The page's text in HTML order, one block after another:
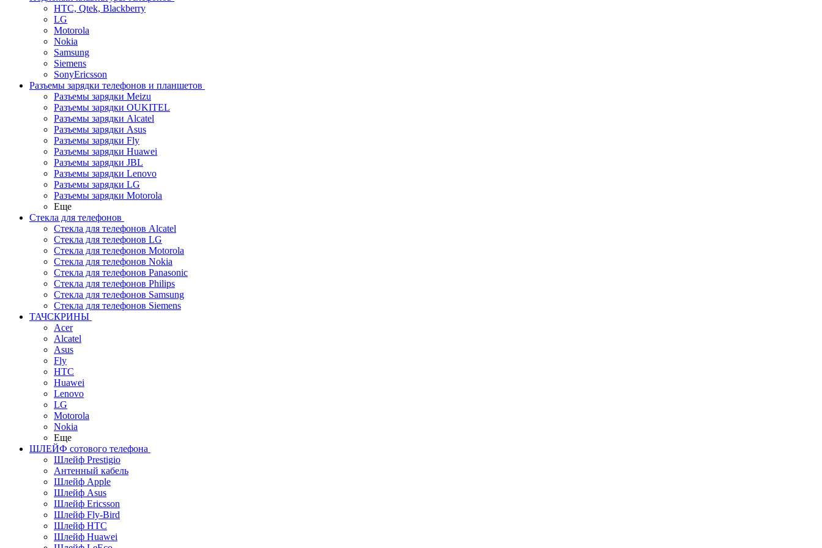
HTC, Qtek, Blackberry
LG
Motorola
Nokia
Samsung
Siemens
SonyEricsson
Разъемы зарядки телефонов и планшетов
Разъемы зарядки Meizu
Разъемы зарядки OUKITEL
Разъемы зарядки Alcatel
Разъемы зарядки Asus
Разъемы зарядки Fly
Разъемы зарядки Huawei
Разъемы зарядки JBL
Разъемы зарядки Lenovo
Разъемы зарядки LG
Разъемы зарядки Motorola
Еще
Стекла для телефонов
Стекла для телефонов Alcatel
Стекла для телефонов LG
Стекла для телефонов Motorola
Стекла для телефонов Nokia
Стекла для телефонов Panasonic
Стекла для телефонов Philips
Стекла для телефонов Samsung
Стекла для телефонов Siemens
ТАЧСКРИНЫ
Acer
Alcatel
Asus
Fly
HTC
Huawei
Lenovo
LG
Motorola
Nokia
Еще
ШЛЕЙФ сотового телефона
Шлейф Prestigio
Антенный кабель
Шлейф Apple
Шлейф Asus
Шлейф Ericsson
Шлейф Fly-Bird
Шлейф HTC
Шлейф Huawei